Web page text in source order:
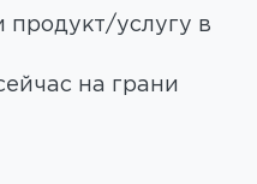
услугу в
на грани